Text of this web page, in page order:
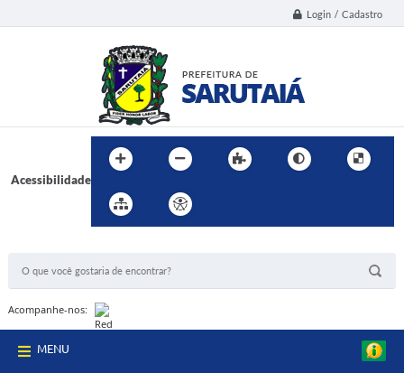
Login / Cadastro
Acessibilidade
Acompanhe-nos:
MENU